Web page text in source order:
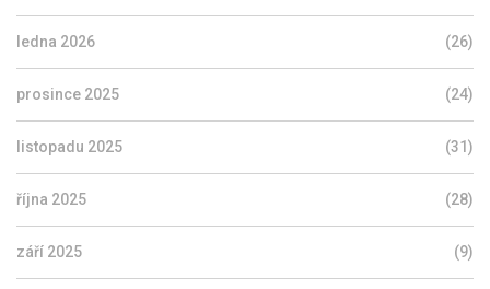
ledna 2026 (26)
prosince 2025 (24)
listopadu 2025 (31)
října 2025 (28)
září 2025 (9)